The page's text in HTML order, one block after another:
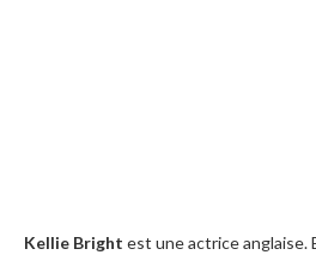
Kellie Bright est une actrice anglaise.